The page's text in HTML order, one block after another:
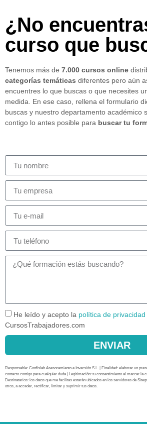
¿No
curso que
Tenemos más de 7.000 cursos online
categorías temáticas diferentes pero aún
encuentres lo que buscas o que necesites
medida. En ese caso, rellena el formulario
buscas y nuestro departamento académico
contigo lo antes posible para buscar tu
He leído y acepto la política de privacidad
CursosTrabajadores.com
ENVIAR
Responsable: Confislab Asesoramiento e Inversión S.L. | Finalidad: elaborar un
contacto contigo para cualquier duda | Legitimación: tu consentimiento al marcar la
Destinatarios: los datos que me facilitas estarán ubicados en los servidores de
otros, a acceder, rectificar, limitar y suprimir tus datos.